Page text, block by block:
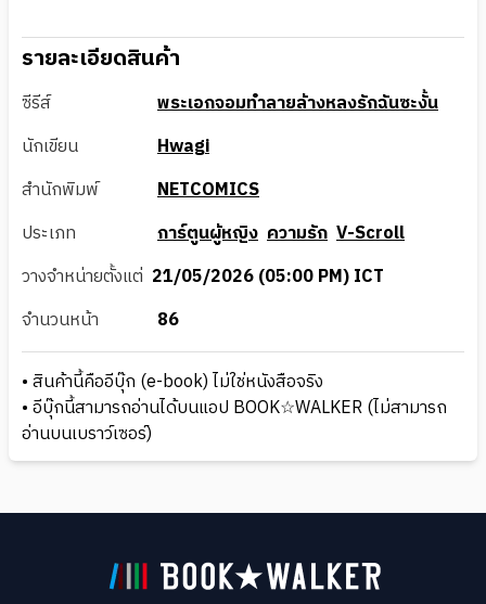
รายละเอียดสินค้า
ซีรีส์
พระเอกจอมทำลายล้างหลงรักฉันซะงั้น
นักเขียน
Hwagi
สำนักพิมพ์
NETCOMICS
ประเภท
การ์ตูนผู้หญิง ความรัก V-Scroll
วางจำหน่ายตั้งแต่ 21/05/2026 (05:00 PM) ICT
จำนวนหน้า
86
• สินค้านี้คืออีบุ๊ก (e-book) ไม่ใช่หนังสือจริง
• อีบุ๊กนี้สามารถอ่านได้บนแอป BOOK☆WALKER (ไม่สามารถ
อ่านบนเบราว์เซอร์)